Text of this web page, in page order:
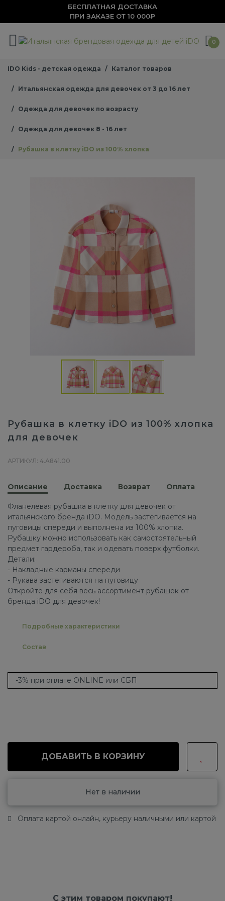
БЕСПЛАТНАЯ ДОСТАВКА
ПРИ ЗАКАЗЕ ОТ 10 000₽
0
IDO Kids - детская одежда Каталог товаров
Итальянская одежда для девочек от 3 до 16 лет
Одежда для девочек по возрасту
Одежда для девочек 8 - 16 лет
Рубашка в клетку iDO из 100% хлопка
Рубашка в клетку iDO из 100% хлопка
для девочек
АРТИКУЛ: 4.A841.00
Описание Доставка Возврат Оплата
Фланелевая рубашка в клетку для девочек от
итальянского бренда iDO. Модель застегивается на
пуговицы спереди и выполнена из 100% хлопка.
Рубашку можно использовать как самостоятельный
предмет гардероба, так и одевать поверх футболки.
Детали:
- Накладные карманы спереди
- Рукава застегиваются на пуговицу
Откройте для себя весь ассортимент рубашек от
бренда iDO для девочек!
Подробные характеристики
Состав
-3% при оплате ONLINE или СБП
ДОБАВИТЬ В КОРЗИНУ
Нет в наличии
Оплата картой онлайн, курьеру наличными или картой
С этим товаром покупают!